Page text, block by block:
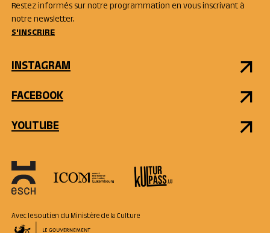
Restez informés sur notre programmation en vous inscrivant à
notre newsletter.
S'INSCRIRE
INSTAGRAM
FACEBOOK
YOUTUBE
Avec le soutien du Ministère de la Culture